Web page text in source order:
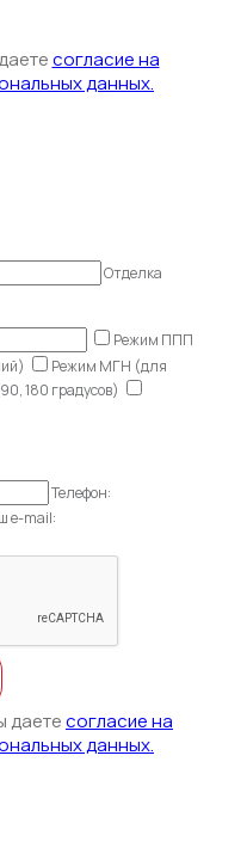
согласие на
данных.
Отделка
Режим ППП
Режим МГН (для
180 градусов)
Телефон:
e-mail:
даетесогласие на
данных.